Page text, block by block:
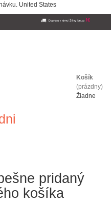
United States
Košík
(prázdny)
Žiadne
pridaný
košíka